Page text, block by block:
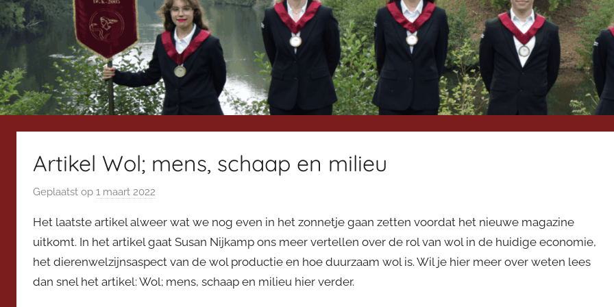
Artikel Wol; mens, schaap en milieu
Geplaatst op 1 maart 2022
o
r
V
i
Het laatste artikel alweer wat we nog even in het zonnetje gaan zetten voordat het nieuwe magazine
uitkomt. In het artikel gaat Susan Nijkamp ons meer vertellen over de rol van wol in de huidige economie,
het dierenwelzijnsaspect van de wol productie en hoe duurzaam wol is. Wil je hier meer over weten lees
dan snel het artikel: Wol; mens, schaap en milieu hier verder.